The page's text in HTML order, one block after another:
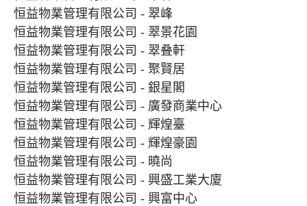
恒益物業管理有限公司 - 翠峰
恒益物業管理有限公司 - 翠景花園
恒益物業管理有限公司 - 翠叠軒
恒益物業管理有限公司 - 聚賢居
恒益物業管理有限公司 - 銀星閣
恒益物業管理有限公司 - 廣發商業中心
恒益物業管理有限公司 - 輝煌臺
恒益物業管理有限公司 - 輝煌豪園
恒益物業管理有限公司 - 曉尚
恒益物業管理有限公司 - 興盛工業大廈
恒益物業管理有限公司 - 興富中心